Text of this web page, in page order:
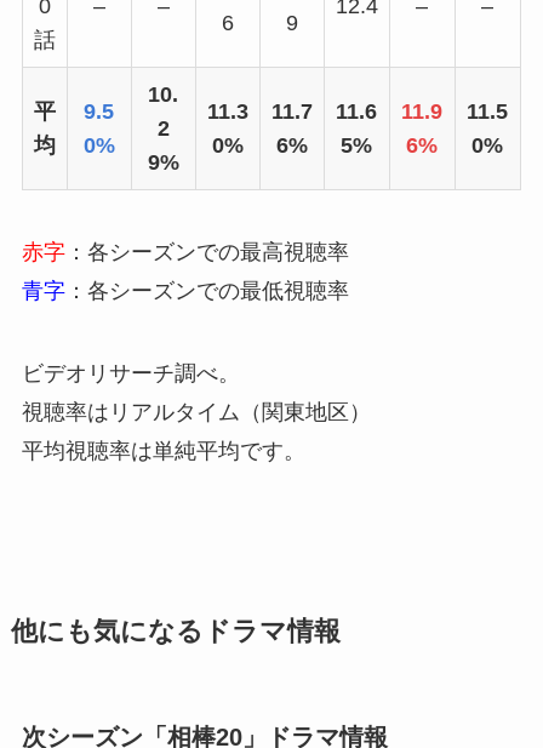
0
話
– –
6
9
12.4 – –
平
均
9.5
0%
10.
2
9%
11.3
0%
11.7
6%
11.6
5%
11.9
6%
11.5
0%
赤字：各シーズンでの最高視聴率
青字：各シーズンでの最低視聴率
ビデオリサーチ調べ。
視聴率はリアルタイム（関東地区）
平均視聴率は単純平均です。
他にも気になるドラマ情報
次シーズン「相棒20」ドラマ情報